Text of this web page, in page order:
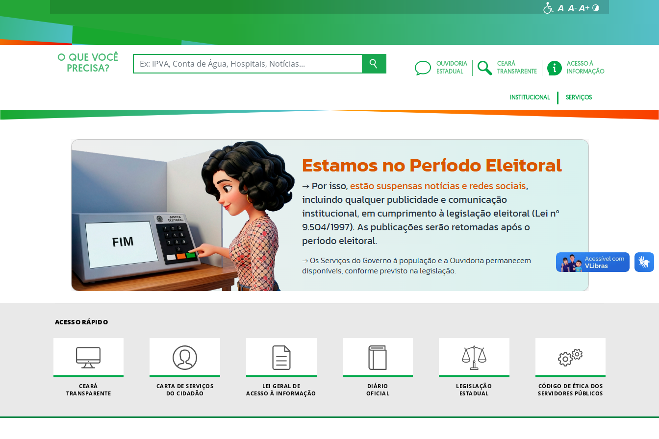
O QUE VOCÊ
PRECISA?
OUVIDORIA
ESTADUAL
CEARÁ
TRANSPARENTE
ACESSO À
INFORMAÇÃO
INSTITUCIONAL SERVIÇOS
ACESSO RÁPIDO
CEARÁ
TRANSPARENTE
CARTA DE SERVIÇOS
DO CIDADÃO
LEI GERAL DE
ACESSO À INFORMAÇÃO
DIÁRIO
OFICIAL
LEGISLAÇÃO
ESTADUAL
CÓDIGO DE ÉTICA DOS
SERVIDORES PÚBLICOS